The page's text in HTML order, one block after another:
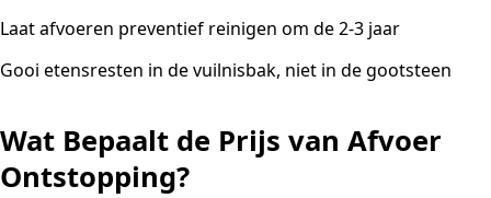
Laat afvoeren preventief reinigen om de 2-3 jaar
Gooi etensresten in de vuilnisbak, niet in de gootsteen
Wat Bepaalt de Prijs van Afvoer
Ontstopping?